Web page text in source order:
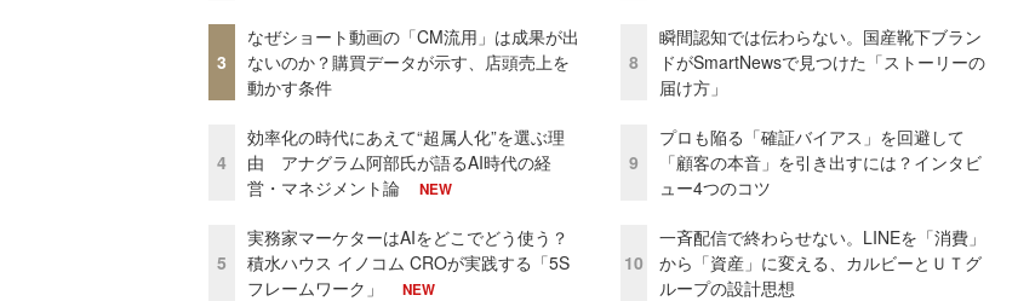
3
なぜショート動画の「CM流用」は成果が出
ないのか？購買データが示す、店頭売上を
動かす条件
4
効率化の時代にあえて“超属人化”を選ぶ理
由 アナグラム阿部氏が語るAI時代の経
営・マネジメント論
NEW
5
実務家マーケターはAIをどこでどう使う？
積水ハウス イノコム CROが実践する「5S
フレームワーク」
NEW
8
瞬間認知では伝わらない。国産靴下ブラン
ドがSmartNewsで見つけた「ストーリーの
届け方」
9
プロも陥る「確証バイアス」を回避して
「顧客の本音」を引き出すには？インタビ
ュー4つのコツ
10
一斉配信で終わらせない。LINEを「消費」
から「資産」に変える、カルビーとＵＴグ
ループの設計思想